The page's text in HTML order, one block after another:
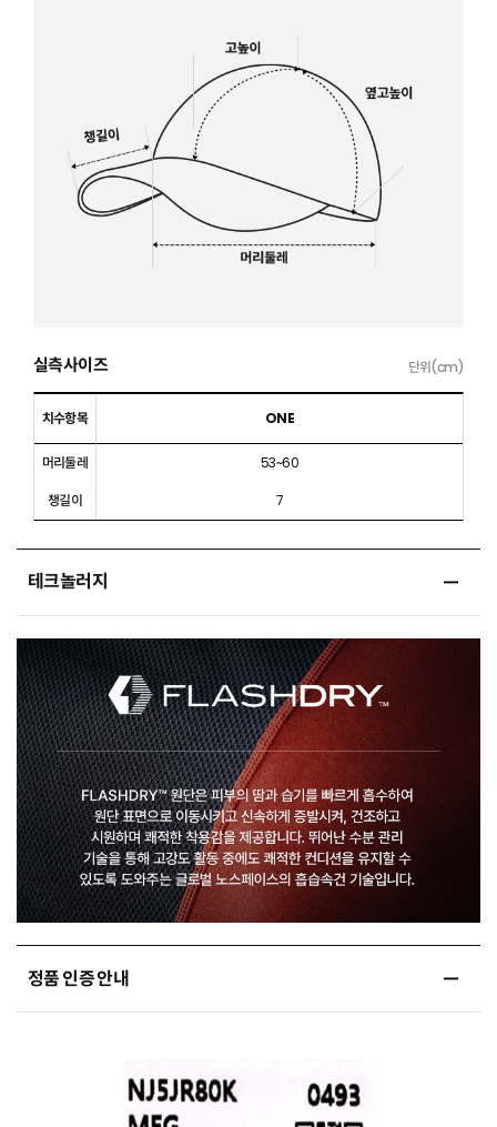
실측사이즈 단위(cm)
치수항목 ONE
머리둘레
53~60
챙길이
7
테크놀러지
정품 인증 안내